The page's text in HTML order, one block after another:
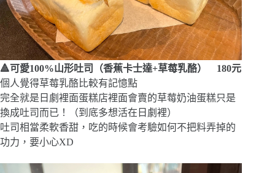
🔺可愛100%山形吐司（香蕉卡士達+草莓乳酪） 180元
個人覺得草莓乳酪比較有記憶點
完全就是日劇裡面蛋糕店裡面會賣的草莓奶油蛋糕只是
換成吐司而已！（到底多想活在日劇裡）
吐司相當柔軟香甜，吃的時候會考驗如何不把料弄掉的
功力，要小心XD